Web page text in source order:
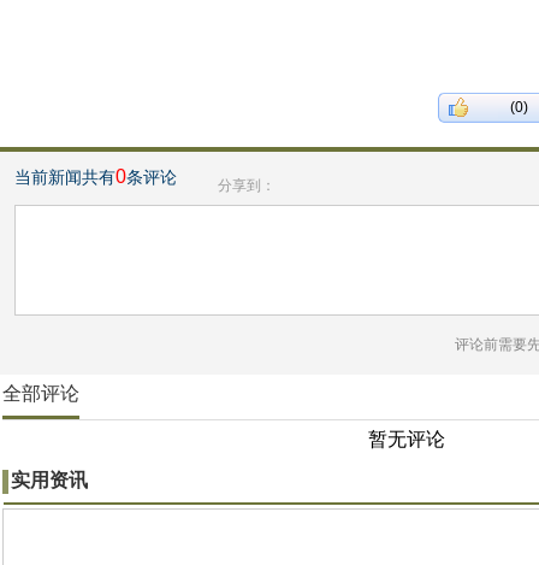
(0)
当前新闻共有0条评论 分享到：
评论前需要
全部评论
暂无评论
实用资讯